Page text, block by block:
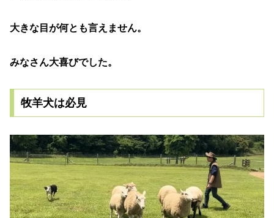
大きな目が何とも言えません。
みなさん大喜びでした。
牧羊犬は必見